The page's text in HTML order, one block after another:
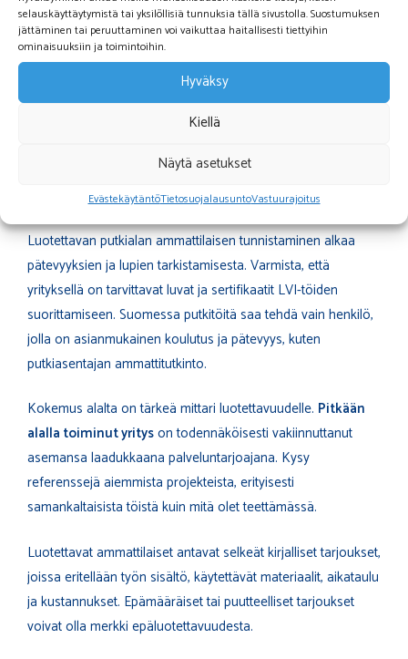
selauskäyttäytymistä tai yksilöllisiä tunnuksia tällä sivustolla. Suostumuksen
jättäminen tai peruuttaminen voi vaikuttaa haitallisesti tiettyihin
ominaisuuksiin ja toimintoihin.
Hyväksy
Kiellä
Näytä asetukset
EvästekäytäntöTietosuojalausuntoVastuurajoitus
Lisäksi ammattilainen osaa olla tarvittaessa yhteydessä
viranomaisiin ja hankkia tarvittavat luvat, mikä varmistaa, että
kaikki asennukset ovat määräysten mukaisia.
putkialan ammattilainen?
Luotettavan putkialan ammattilaisen tunnistaminen alkaa
pätevyyksien ja lupien tarkistamisesta. Varmista, että
yrityksellä on tarvittavat luvat ja sertifikaatit LVI-töiden
suorittamiseen. Suomessa putkitöitä saa tehdä vain henkilö,
jolla on asianmukainen koulutus ja pätevyys, kuten
putkiasentajan ammattitutkinto.
Kokemus alalta on tärkeä mittari luotettavuudelle. Pitkään
alalla toiminut yrityson todennäköisesti vakiinnuttanut
asemansa laadukkaana palveluntarjoajana. Kysy
referenssejä aiemmista projekteista, erityisesti
samankaltaisista töistä kuin mitä olet teettämässä.
Luotettavat ammattilaiset antavat selkeät kirjalliset tarjoukset,
joissa eritellään työn sisältö, käytettävät materiaalit, aikataulu
ja kustannukset. Epämääräiset tai puutteelliset tarjoukset
voivat olla merkki epäluotettavuudesta.